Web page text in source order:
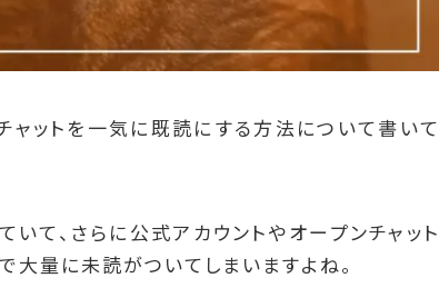
ャットを一気に既読にする方法について書いて
て、さらに公式アカウントやオープンチャット
大量に未読がついてしまいますよね。